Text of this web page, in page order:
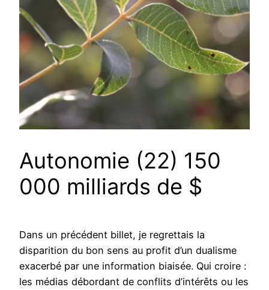
Autonomie (22) 150
000 milliards de $
Dans un précédent billet, je regrettais la
disparition du bon sens au profit d’un dualisme
exacerbé par une information biaisée. Qui croire :
les médias débordant de conflits d’intérêts ou les